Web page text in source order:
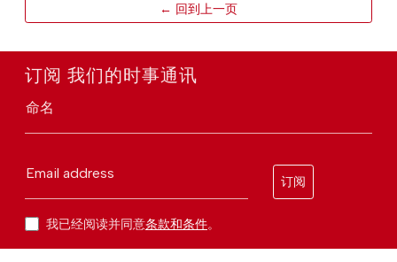
← 回到上一页
订阅 我们的时事通讯
命名
Email address
订阅
我已经阅读并同意条款和条件。